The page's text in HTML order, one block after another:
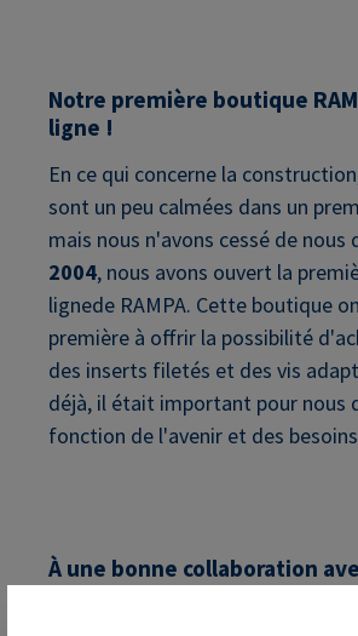
Notre première boutique
ligne !
En ce qui concerne la
sont un peu calmées dans un
mais nous n'avons cessé de nous
2004, nous avons ouvert la
lignede RAMPA. Cette boutique
première à offrir la possibilité
des inserts filetés et des vis
déjà, il était important pour nous
fonction de l'avenir et des
À une bonne collaboration